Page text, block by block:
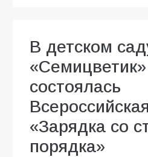
В детском
«Семицветик»
состоялась
«Зарядка со
порядка»